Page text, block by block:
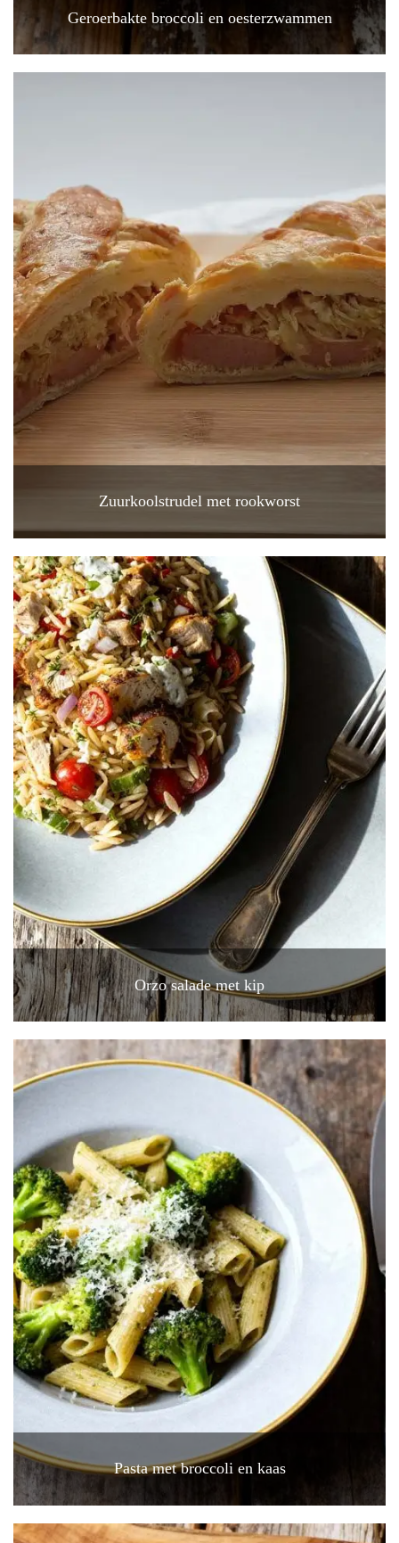
Geroerbakte broccoli en oesterzwammen
Zuurkoolstrudel met rookworst
Orzo salade met kip
Pasta met broccoli en kaas